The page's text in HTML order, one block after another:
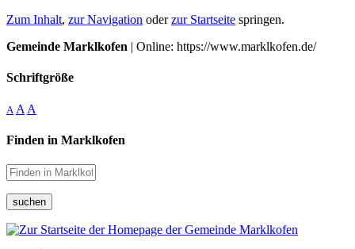
Zum Inhalt, zur Navigation oderzur Startseite springen.
Gemeinde Marklkofen | Online: https://www.marklkofen.de/
Schriftgröße
A A A
Finden in Marklkofen
suchen